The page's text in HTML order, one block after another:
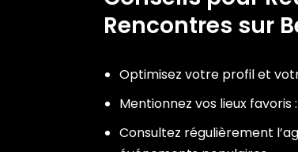
Rencontres sur
Optimisez votre profil et
Mentionnez vos lieux favoris
Consultez régulièrement